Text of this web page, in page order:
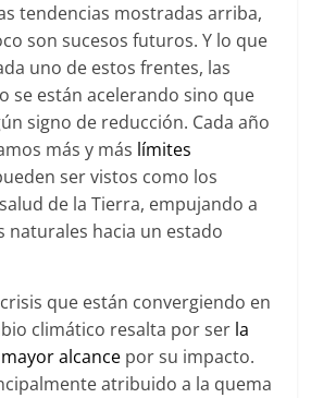
tendencias mostradas arriba,
son sucesos futuros. Y lo que
uno de estos frentes, las
se están acelerando sino que
signo de reducción. Cada año
más y más límites
ser vistos como los
de la Tierra, empujando a
naturales hacia un estado
que están convergiendo en
climático resalta por ser la
alcance por su impacto.
atribuido a la quema